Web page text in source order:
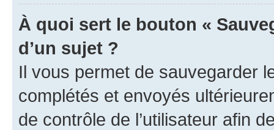
À quoi sert le bouton «
d’un sujet ?
Il vous permet de sauvegarder
complétés et envoyés
de contrôle de l’utilisateur afin